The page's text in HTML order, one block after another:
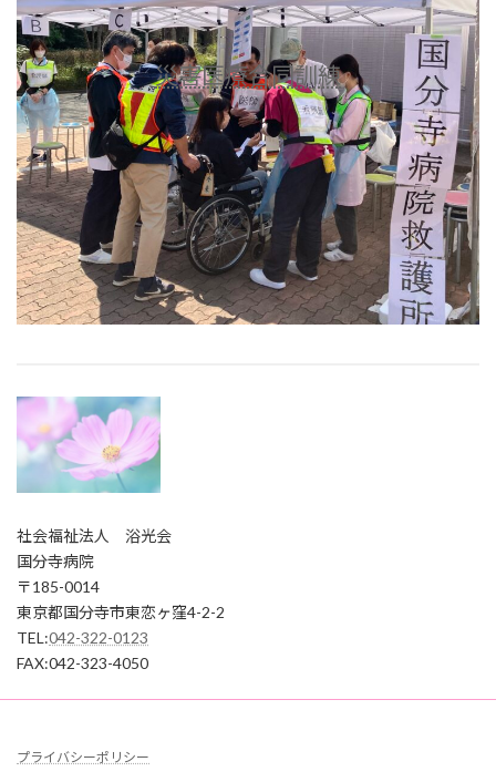
災害医療合同訓練
社会福祉法人 浴光会
国分寺病院
〒185-0014
東京都国分寺市東恋ヶ窪4-2-2
TEL:042-322-0123
FAX:042-323-4050
プライバシーポリシー